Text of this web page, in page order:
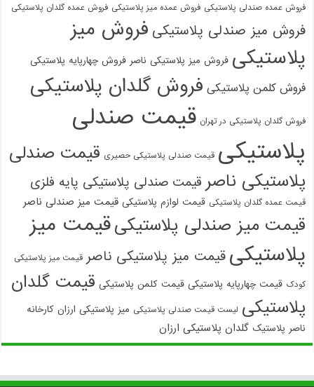
فروش عمده صندلی پلاستیکی فروش عمده میز پلاستیکی فروش عمده گلدان پلاستیکی
فروش میز صندلی پلاستیکی فروش میز
پلاستیکی فروش میز پلاستیکی ناصر فروش چهارپایه پلاستیکی
فروش کلمن پلاستیکی فروش گلدان پلاستیکی
فروش گلدان پلاستیکی در تهران قیمت صندلی
پلاستیکی قیمت صندلی پلاستیکی حصیری قیمت صندلی
پلاستیکی ناصر قیمت صندلی پلاستیکی پایه فلزی
قیمت عمده گلدان پلاستیکی قیمت لوازم پلاستیکی قیمت میز صندلی ناصر
قیمت میز صندلی پلاستیکیقیمت میز
پلاستیکی قیمت میز پلاستیکی ناصر قیمت میز پلاستیکی
کودک قیمت چهارپایه پلاستیکی قیمت کلمن پلاستیکی قیمت گلدان
پلاستیکی لیست قیمت صندلی پلاستیکی میز پلاستیکی ارزان کارخانه
ناصر پلاستیک گلدان پلاستیکی ارزان